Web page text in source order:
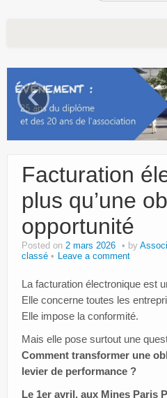
Association
Paroles d’entrepreneurs
Bibliothèque MSIT
Events
Dons
Services
Intranet
‹
Facturation
plus qu’une
opportunité
Posted on 2 mars 2026 by
classé
Leave a comment
La facturation électronique est
Elle concerne toutes les
Elle impose la conformité.
Mais elle pose surtout une
Comment transformer une
levier de performance ?
Le 1er avril, aux Mines Paris